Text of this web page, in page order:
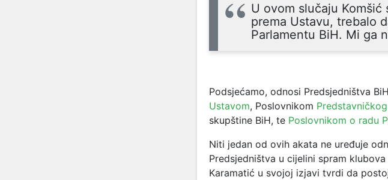
U ovom slučaju
prema Ustavu, trebalo
Parlamentu BiH. Mi ga
Podsjećamo, odnosi Predsjedništva
Ustavom, Poslovnikom
skupštine BiH, te Poslovnikom o radu
Niti jedan od ovih akata ne uređuje
Predsjedništva u cijelini spram
Karamatić u svojoj izjavi tvrdi da